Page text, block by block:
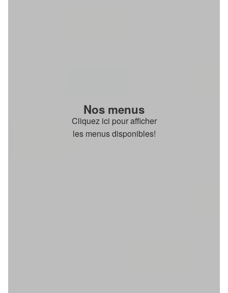
Nos menus
Cliquez ici pour afficher
les menus disponibles!